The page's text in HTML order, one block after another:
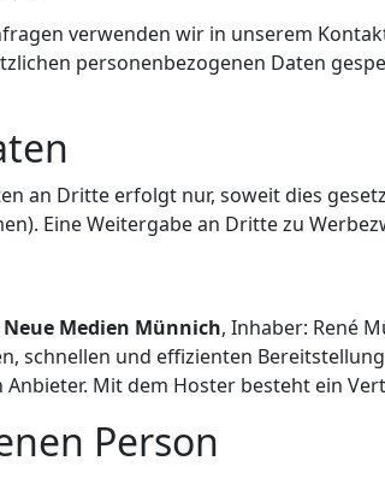
verwenden wir in unserem
personenbezogenen Daten
an Dritte erfolgt nur, soweit dies
Eine Weitergabe an Dritte zu
Neue Medien Münnich, Inhaber: René
schnellen und effizienten
Mit dem Hoster besteht ein
Person